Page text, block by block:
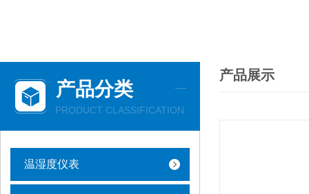
产品分类
PRODUCT CLASSIFICATION
温湿度仪表
产品展示